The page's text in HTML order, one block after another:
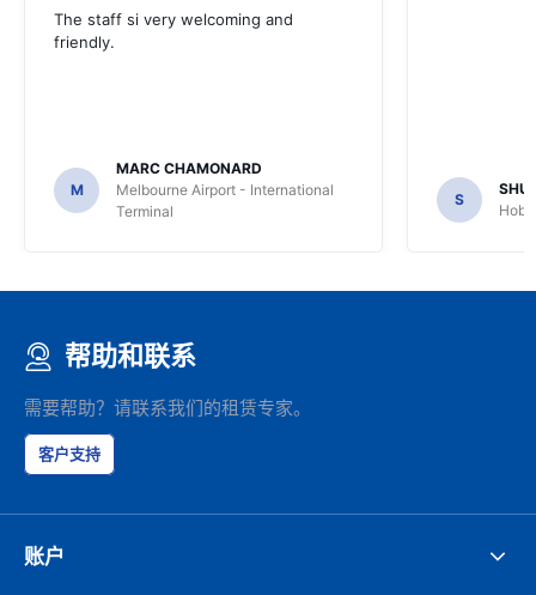
The staff si very welcoming and
friendly.
M
MARC CHAMONARD
Melbourne Airport - International
Terminal
S
帮助和联系
需要帮助？请联系我们的租赁专家。
客户支持
账户